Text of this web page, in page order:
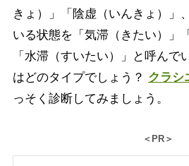
きょ）」「陰虚（いんきょ）」
いる状態を「気滞（きたい）」
「水滞（すいたい）」と呼んで
はどのタイプでしょう？ クラシ
っそく診断してみましょう。
＜PR＞